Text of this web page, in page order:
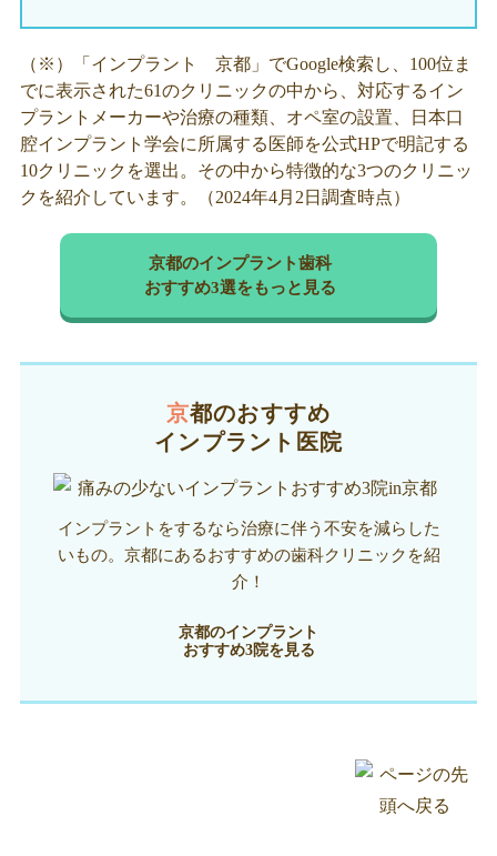
（※）「インプラント 京都」でGoogle検索し、100位ま
でに表示された61のクリニックの中から、対応するイン
プラントメーカーや治療の種類、オペ室の設置、日本口
腔インプラント学会に所属する医師を公式HPで明記する
10クリニックを選出。その中から特徴的な3つのクリニッ
クを紹介しています。（2024年4月2日調査時点）
京都のインプラント歯科
おすすめ3選をもっと見る
京都のおすすめ
インプラント医院
インプラントをするなら治療に伴う不安を減らした
いもの。京都にあるおすすめの歯科クリニックを紹
介！
京都のインプラント
おすすめ3院を見る